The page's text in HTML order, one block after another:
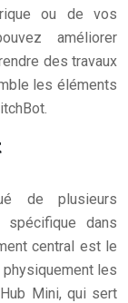
ou de vos
améliorer
des travaux
les éléments
de plusieurs
dans
central est le
les
Mini, qui sert